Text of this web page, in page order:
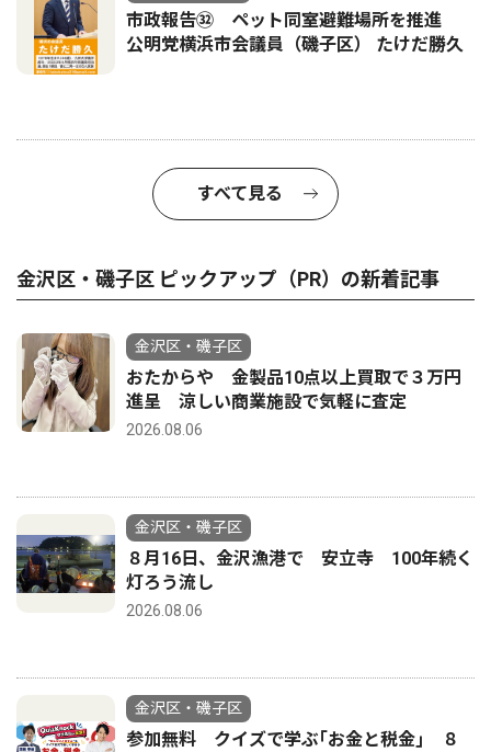
市政報告㉜ ペット同室避難場所を推進
公明党横浜市会議員（磯子区） たけだ勝久
すべて見る
金沢区・磯子区 ピックアップ（PR）の新着記事
金沢区・磯子区
おたからや 金製品10点以上買取で３万円
進呈 涼しい商業施設で気軽に査定
2026.08.06
金沢区・磯子区
８月16日、金沢漁港で 安立寺 100年続く
灯ろう流し
2026.08.06
金沢区・磯子区
参加無料 クイズで学ぶ｢お金と税金｣ ８